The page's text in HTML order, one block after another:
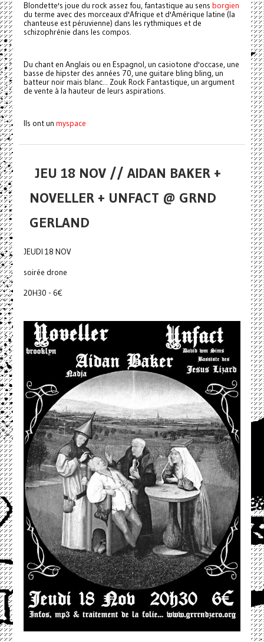
Blondette's joue du rock assez fou, fantastique au sens borgien
du terme avec des morceaux d'Afrique et d'Amérique latine (la
chanteuse est péruvienne) dans les rythmiques et de
schizophrénie dans les compos.
Du chant en Anglais ou en Espagnol, un casiotone d'occase, une
basse de hipster des années 70, une guitare bling bling, un
batteur noir mais blanc... Zouk Rock Fantastique, un argument
de vente à la hauteur de leurs aspirations.
Ils ont un myspace
JEU 18 NOV // AIDAN BAKER +
NOVELLER + UNFACT @ GRND
GERLAND
JEUDI 18 NOV
soirée drone
20H30 - 6€